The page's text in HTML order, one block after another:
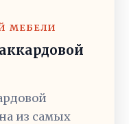
МЕБЕЛИ
из самых